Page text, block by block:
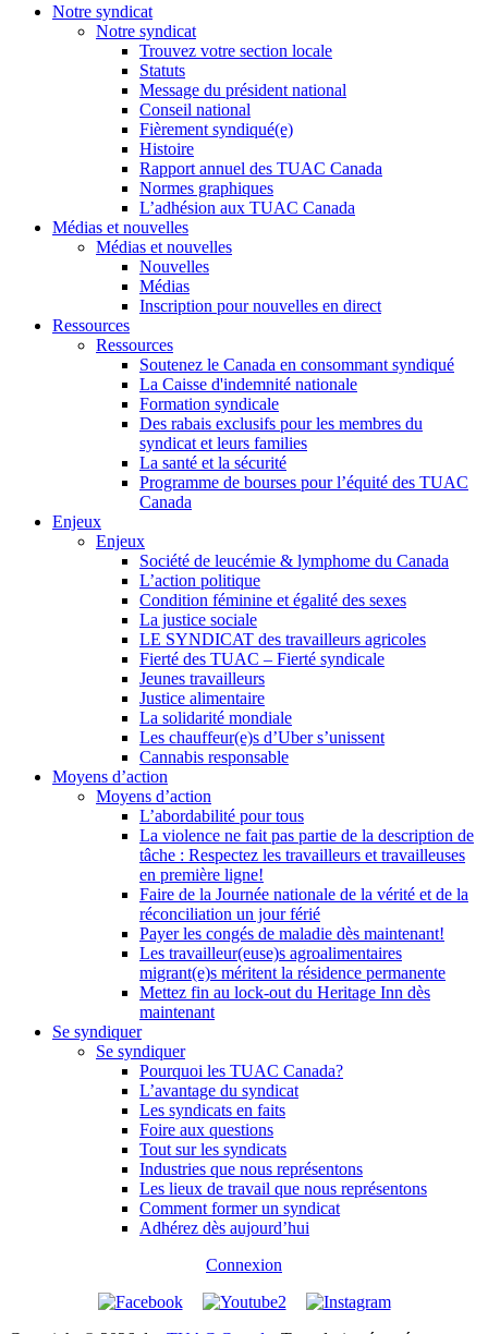
Notre syndicat
Notre syndicat
Trouvez votre section locale
Statuts
Message du président national
Conseil national
Fièrement syndiqué(e)
Histoire
Rapport annuel des TUAC Canada
Normes graphiques
L’adhésion aux TUAC Canada
Médias et nouvelles
Médias et nouvelles
Nouvelles
Médias
Inscription pour nouvelles en direct
Ressources
Ressources
Soutenez le Canada en consommant syndiqué
La Caisse d'indemnité nationale
Formation syndicale
Des rabais exclusifs pour les membres du
syndicat et leurs families
La santé et la sécurité
Programme de bourses pour l’équité des TUAC
Canada
Enjeux
Enjeux
Société de leucémie & lymphome du Canada
L’action politique
Condition féminine et égalité des sexes
La justice sociale
LE SYNDICAT des travailleurs agricoles
Fierté des TUAC – Fierté syndicale
Jeunes travailleurs
Justice alimentaire
La solidarité mondiale
Les chauffeur(e)s d’Uber s’unissent
Cannabis responsable
Moyens d’action
Moyens d’action
L’abordabilité pour tous
La violence ne fait pas partie de la description de
tâche : Respectez les travailleurs et travailleuses
en première ligne!
Faire de la Journée nationale de la vérité et de la
réconciliation un jour férié
Payer les congés de maladie dès maintenant!
Les travailleur(euse)s agroalimentaires
migrant(e)s méritent la résidence permanente
Mettez fin au lock-out du Heritage Inn dès
maintenant
Se syndiquer
Se syndiquer
Pourquoi les TUAC Canada?
L’avantage du syndicat
Les syndicats en faits
Foire aux questions
Tout sur les syndicats
Industries que nous représentons
Les lieux de travail que nous représentons
Comment former un syndicat
Adhérez dès aujourd’hui
Connexion